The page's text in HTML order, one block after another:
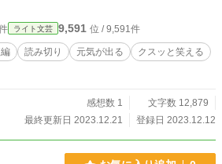
ライト文芸 9,591 位 / 9,591件
読み切り 元気が出る
クスッと笑える
感想数 1
文字数 12,879
最終更新日 2023.12.21
登録日 2023.12.12